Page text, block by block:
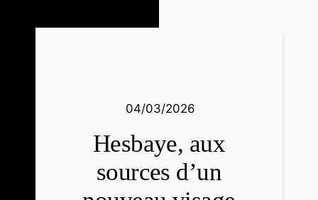
04/03/2026
Hesbaye, aux
sources d’un